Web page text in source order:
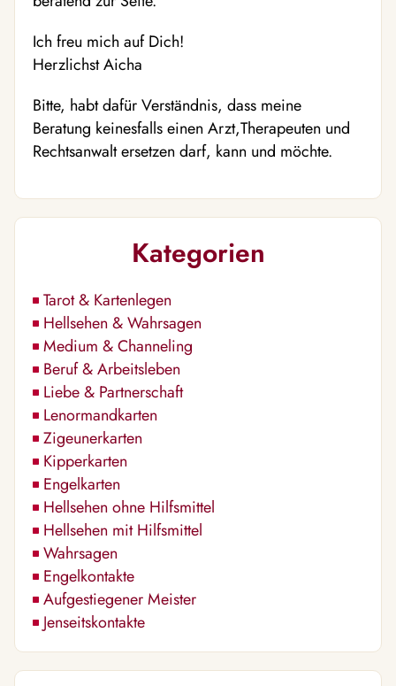
Ich freu mich auf Dich!
Herzlichst Aicha
Bitte, habt dafür Verständnis, dass meine
Beratung keinesfalls einen Arzt,Therapeuten und
Rechtsanwalt ersetzen darf, kann und möchte.
Kategorien
Tarot & Kartenlegen
Hellsehen & Wahrsagen
Medium & Channeling
Beruf & Arbeitsleben
Liebe & Partnerschaft
Lenormandkarten
Zigeunerkarten
Kipperkarten
Engelkarten
Hellsehen ohne Hilfsmittel
Hellsehen mit Hilfsmittel
Wahrsagen
Engelkontakte
Aufgestiegener Meister
Jenseitskontakte